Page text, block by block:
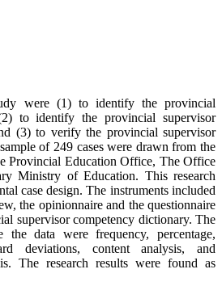
were (1) to identify the provincial
to identify the provincial supervisor
(3) to verify the provincial supervisor
of 249 cases were drawn from the
Provincial Education Office, The Office
Ministry of Education. This research
case design. The instruments included
the opinionnaire and the questionnaire
supervisor competency dictionary. The
the data were frequency, percentage,
deviations, content analysis, and
The research results were found as